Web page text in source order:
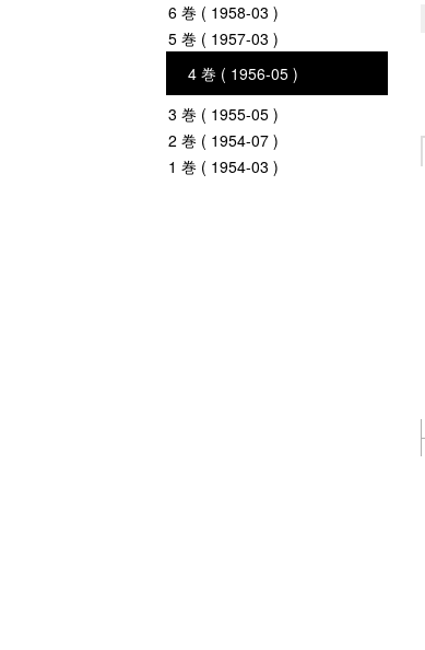
6 巻 ( 1958-03 )
5 巻 ( 1957-03 )
4 巻 ( 1956-05 )
3 巻 ( 1955-05 )
2 巻 ( 1954-07 )
1 巻 ( 1954-03 )